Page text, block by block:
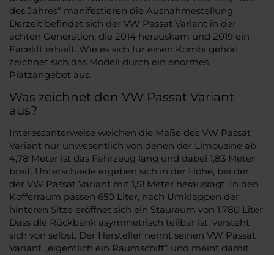
des Jahres“ manifestieren die Ausnahmestellung.
Derzeit befindet sich der VW Passat Variant in der
achten Generation, die 2014 herauskam und 2019 ein
Facelift erhielt. Wie es sich für einen Kombi gehört,
zeichnet sich das Modell durch ein enormes
Platzangebot aus.
Was zeichnet den VW Passat Variant
aus?
Interessanterweise weichen die Maße des VW Passat
Variant nur unwesentlich von denen der Limousine ab.
4,78 Meter ist das Fahrzeug lang und dabei 1,83 Meter
breit. Unterschiede ergeben sich in der Höhe, bei der
der VW Passat Variant mit 1,51 Meter herausragt. In den
Kofferraum passen 650 Liter, nach Umklappen der
hinteren Sitze eröffnet sich ein Stauraum von 1.780 Liter.
Dass die Rückbank asymmetrisch teilbar ist, versteht
sich von selbst. Der Hersteller nennt seinen VW Passat
Variant „eigentlich ein Raumschiff“ und meint damit